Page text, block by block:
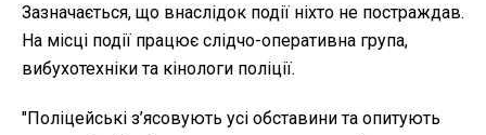
Зазначається, що внаслідок події ніхто не постраждав.
На місці події працює слідчо-оперативна група,
вибухотехніки та кінологи поліції.
"Поліцейські з’ясовують усі обставини та опитують